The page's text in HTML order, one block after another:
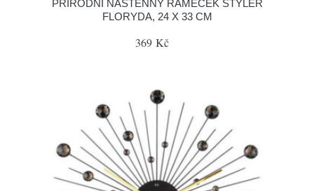
PŘÍRODNÍ NÁSTĚNNÝ RÁMEČEK STYLER
FLORYDA, 24 X 33 CM
369 Kč